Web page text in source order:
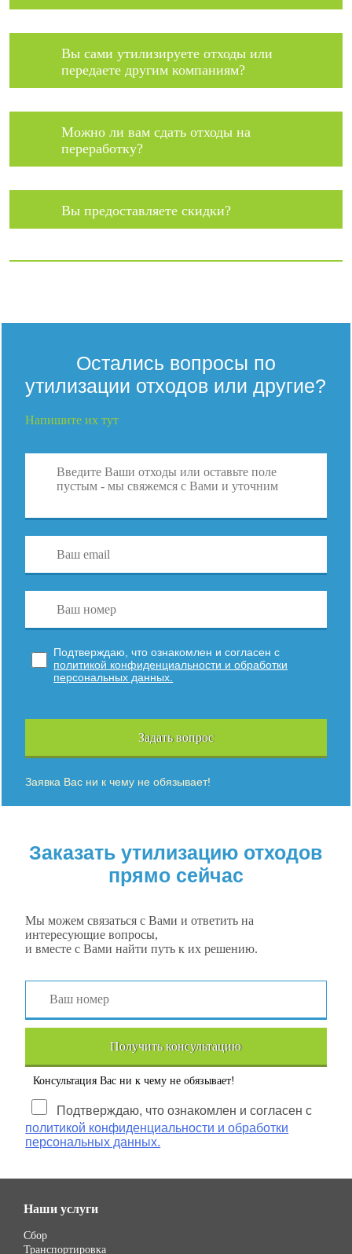
Вы сами утилизируете отходы или
передаете другим компаниям?
Можно ли вам сдать отходы на
переработку?
Вы предоставляете скидки?
Остались вопросы по
утилизации отходов или другие?
Напишите их тут
Подтверждаю, что ознакомлен и согласен с
политикой конфиденциальности и обработки
персональных данных.
Задать вопрос
Заявка Вас ни к чему не обязывает!
Заказать утилизацию отходов
прямо сейчас
Мы можем связаться с Вами и ответить на
интересующие вопросы,
и вместе с Вами найти путь к их решению.
Получить консультацию
Консультация Вас ни к чему не обязывает!
Подтверждаю, что ознакомлен и согласен с
политикой конфиденциальности и обработки
персональных данных.
Наши услуги
Сбор
Транспортировка